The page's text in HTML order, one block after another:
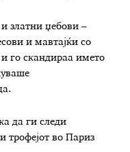
златни џебови –
и мавтајќи со
го скандираа името
да ги следи
трофејот во Париз